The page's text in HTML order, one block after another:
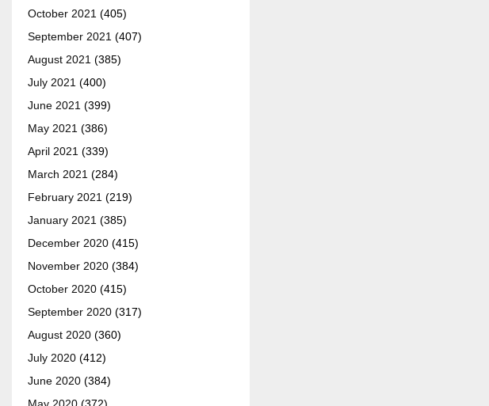
October 2021 (405)
September 2021 (407)
August 2021 (385)
July 2021 (400)
June 2021 (399)
May 2021 (386)
April 2021 (339)
March 2021 (284)
February 2021 (219)
January 2021 (385)
December 2020 (415)
November 2020 (384)
October 2020 (415)
September 2020 (317)
August 2020 (360)
July 2020 (412)
June 2020 (384)